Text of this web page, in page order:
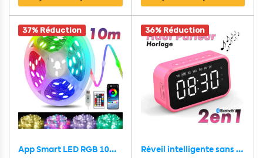
37% Réduction
App Smart LED RGB 10m Bluetooth/Musique Contrôle IP 65 étanche
36% Réduction
Réveil intelligente sans fil Bluetooth haut-parleur LED FM,AUX ,TF